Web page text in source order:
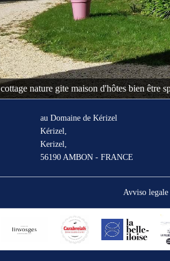
cottage nature gite maison d'hôtes bien être
au Domaine de Kérizel
Kérizel,
Kerizel,
56190 AMBON - FRANCE
Avviso legale